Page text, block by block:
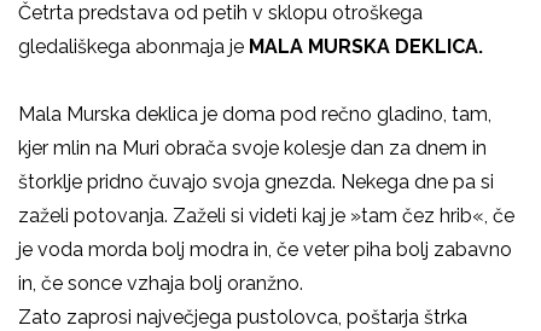
Četrta predstava od petih v sklopu otroškega
gledališkega abonmaja je MALA MURSKA DEKLICA.
Mala Murska deklica je doma pod rečno gladino, tam,
kjer mlin na Muri obrača svoje kolesje dan za dnem in
štorklje pridno čuvajo svoja gnezda. Nekega dne pa si
zaželi potovanja. Zaželi si videti kaj je »tam čez hrib«, če
je voda morda bolj modra in, če veter piha bolj zabavno
in, če sonce vzhaja bolj oranžno.
Zato zaprosi največjega pustolovca, poštarja štrka